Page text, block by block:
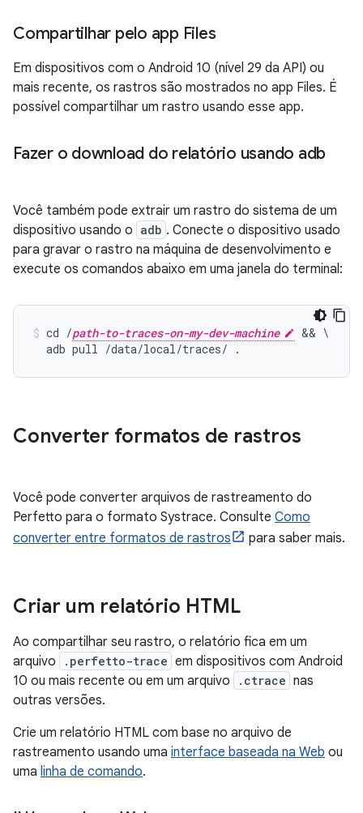
Compartilhar pelo app Files
Em dispositivos com o Android 10 (nível 29 da API) ou
mais recente, os rastros são mostrados no app Files. É
possível compartilhar um rastro usando esse app.
Fazer o download do relatório usando adb
Você também pode extrair um rastro do sistema de um
dispositivo usando o adb . Conecte o dispositivo usado
para gravar o rastro na máquina de desenvolvimento e
execute os comandos abaixo em uma janela do terminal:
cd /path-to-traces-on-my-dev-machine
&& \
  adb pull /data/local/traces/ .
Converter formatos de rastros
Você pode converter arquivos de rastreamento do
Perfetto para o formato Systrace. Consulte Como
converter entre formatos de rastros
para saber mais.
Criar um relatório HTML
Ao compartilhar seu rastro, o relatório fica em um
arquivo
.perfetto-trace em dispositivos com Android
10 ou mais recente ou em um arquivo
.ctrace nas
outras versões.
Crie um relatório HTML com base no arquivo de
rastreamento usando uma interface baseada na Web ou
uma linha de comando.